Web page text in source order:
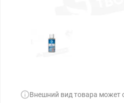
Внешний вид товара может